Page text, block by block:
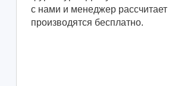
с нами и менеджер
производятся бесплатно.